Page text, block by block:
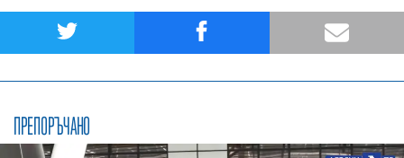
ПРЕПОРЪЧАНО